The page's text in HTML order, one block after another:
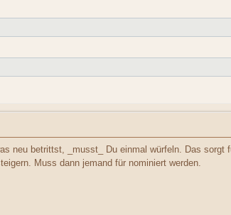
neu betrittst, _musst_ Du einmal würfeln. Das
Muss dann jemand für nominiert werden.